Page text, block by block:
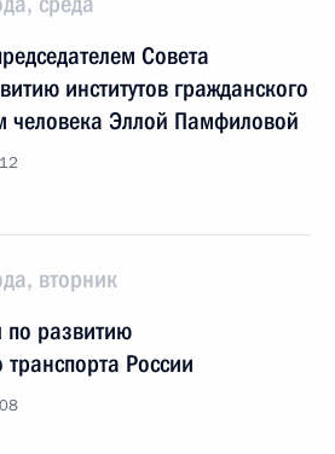
Совета
институтов гражданского
человека Эллой Памфиловой
вторник
по развитию
России